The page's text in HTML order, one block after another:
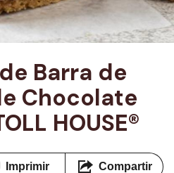
Barra de
Chocolate
HOUSE®
Imprimir Compartir